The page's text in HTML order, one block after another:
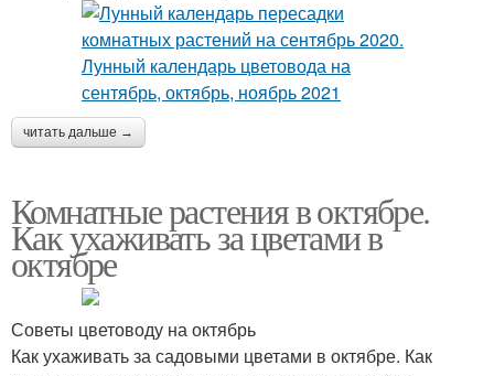
читать дальше →
Комнатные растения в октябре.
Как ухаживать за цветами в
октябре
Советы цветоводу на октябрь
Как ухаживать за садовыми цветами в октябре. Как